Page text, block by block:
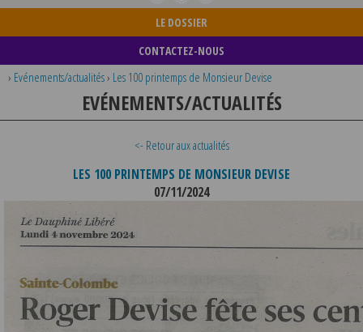
LE DOSSIER
CONTACTEZ-NOUS
› Evénements/actualités› Les 100 printemps de Monsieur Devise
EVÉNEMENTS/ACTUALITÉS
<- Retour aux actualités
LES 100 PRINTEMPS DE MONSIEUR DEVISE
07/11/2024